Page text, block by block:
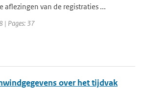
aflezingen van de registraties ...
| Pages: 37
over het tijdvak